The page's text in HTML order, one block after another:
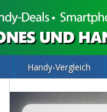
Handy-Vergleich